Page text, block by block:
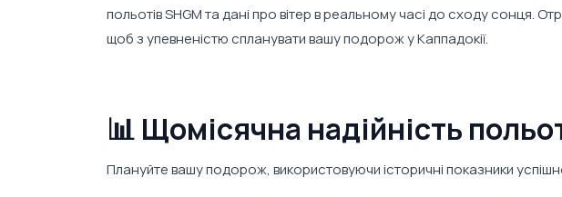
польотів SHGM та дані про вітер в реальному часі до сходу сонця.
щоб з упевненістю спланувати вашу подорож у Каппадокії.
📊 Щомісячна надійність
Плануйте вашу подорож, використовуючи історичні показники